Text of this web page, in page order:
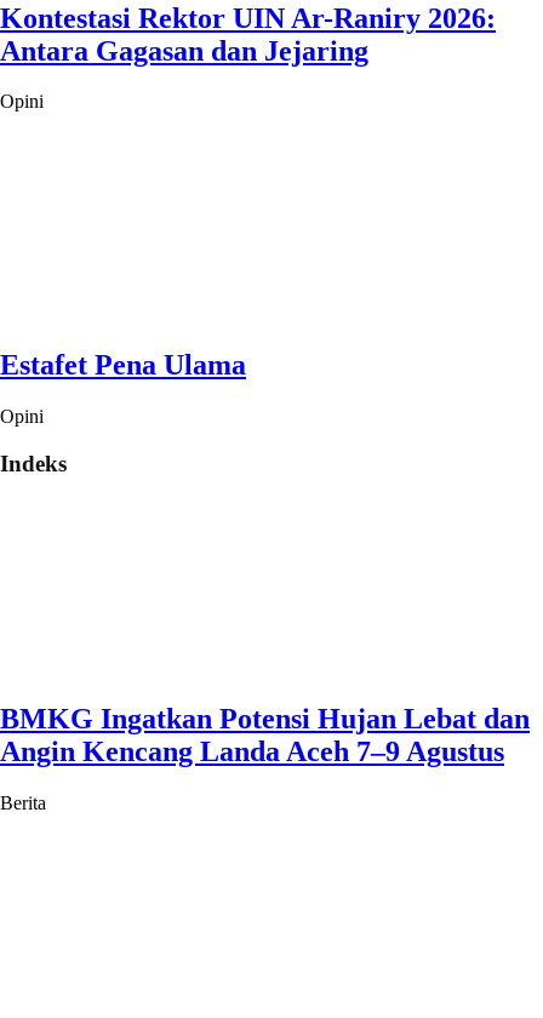
Kontestasi Rektor UIN Ar-Raniry 2026:
Antara Gagasan dan Jejaring
Opini
Estafet Pena Ulama
Opini
Indeks
BMKG Ingatkan Potensi Hujan Lebat dan
Angin Kencang Landa Aceh 7–9 Agustus
Berita